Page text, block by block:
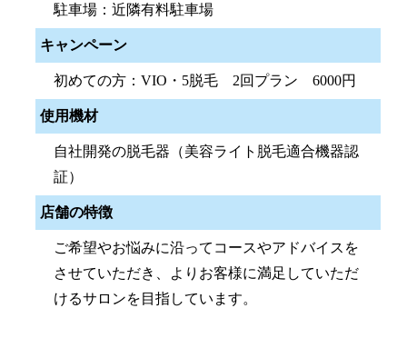
駐車場：近隣有料駐車場
キャンペーン
初めての方：VIO・5脱毛 2回プラン 6000円
使用機材
自社開発の脱毛器（美容ライト脱毛適合機器認
証）
店舗の特徴
ご希望やお悩みに沿ってコースやアドバイスを
させていただき、よりお客様に満足していただ
けるサロンを目指しています。